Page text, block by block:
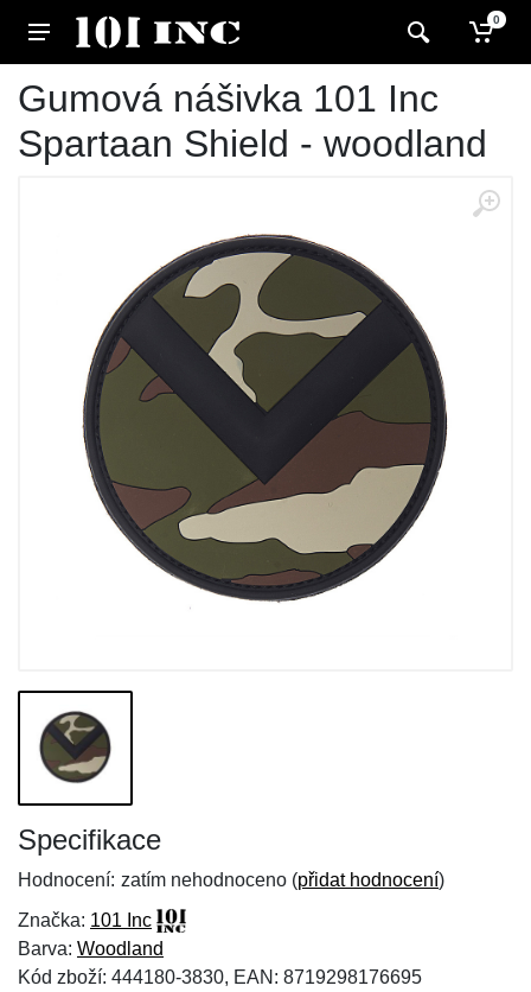
0
Gumová nášivka 101 Inc
Spartaan Shield - woodland
Specifikace
Hodnocení: zatím nehodnoceno (přidat hodnocení)
Značka: 101 Inc
Barva: Woodland
Kód zboží: 444180-3830, EAN: 8719298176695